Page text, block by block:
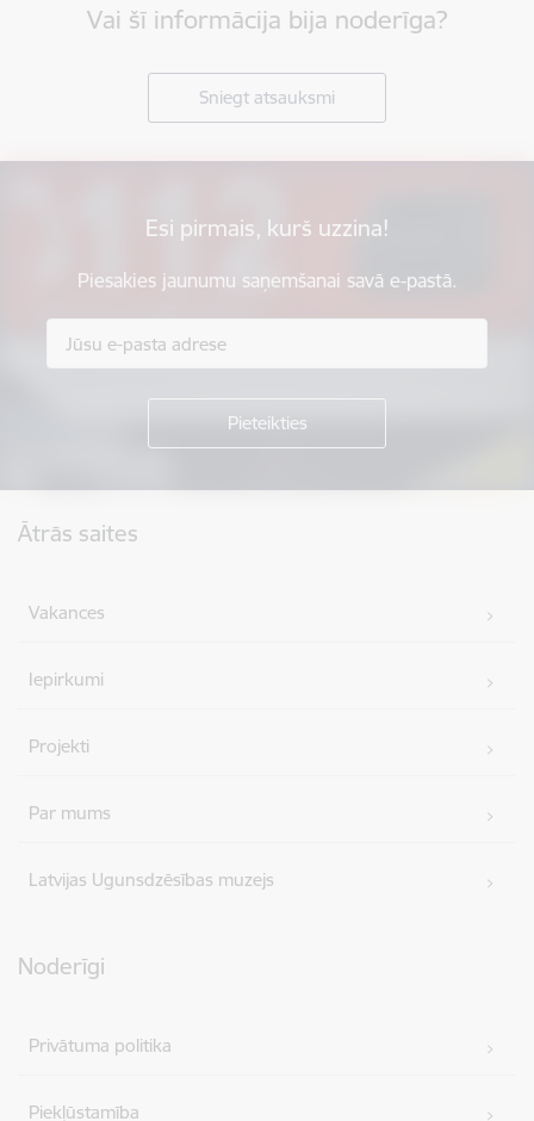
Vai šī informācija bija noderīga?
Sniegt atsauksmi
Esi pirmais, kurš uzzina!
Piesakies jaunumu saņemšanai savā e-pastā.
Ātrās saites
Vakances
Iepirkumi
Projekti
Par mums
Latvijas Ugunsdzēsības muzejs
Noderīgi
Privātuma politika
Piekļūstamība